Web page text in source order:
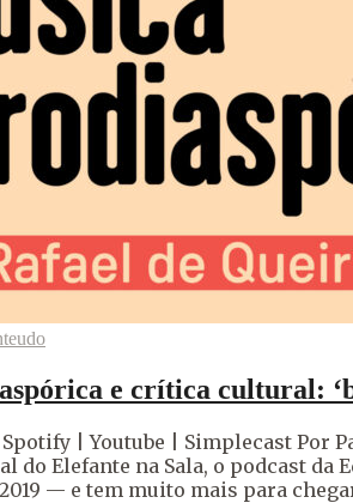
e crítica cultural:
| Youtube | Simplecast Por
do Elefante na Sala, o podcast da
— e tem muito mais para